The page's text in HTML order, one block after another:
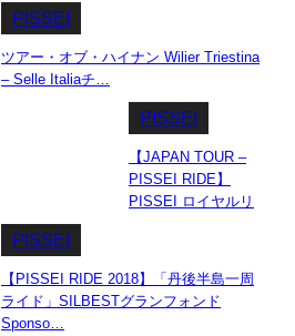
PISSEI
ツアー・オブ・ハイナン Wilier Triestina
– Selle Italiaチ…
PISSEI
【JAPAN TOUR –
PISSEI RIDE】
PISSEI ロイヤルリ
PISSEI
【PISSEI RIDE 2018】「丹後半島一周
ライド」SILBESTグランフォンド
Sponso…